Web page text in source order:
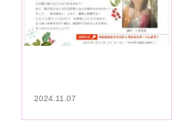
2024.11.07